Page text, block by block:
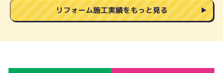
リフォーム施工実績をもっと見る